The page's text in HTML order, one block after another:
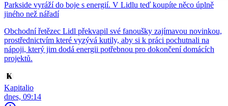
Parkside vyráží do boje s energií. V Lidlu teď koupíte něco úplně
jiného než nářadí
Obchodní řetězec Lidl překvapil své fanoušky zajímavou novinkou,
prostřednictvím které vyzývá kutily, aby si k práci pochutnali na
nápoji, který jim dodá energii potřebnou pro dokončení domácích
projektů.
Kapitalio
dnes, 09:14